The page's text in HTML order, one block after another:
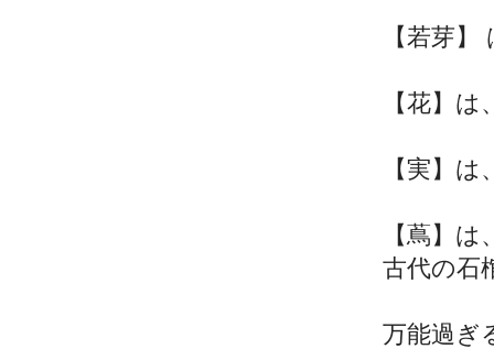
【若芽
【花】
【実】は
【蔦】
古代の石
万能過ぎ